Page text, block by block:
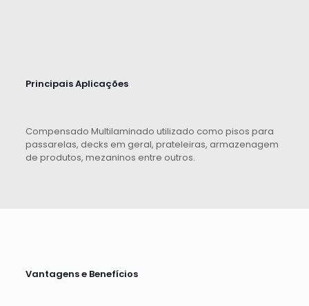
Principais Aplicações
Compensado Multilaminado utilizado como pisos para
passarelas, decks em geral, prateleiras, armazenagem
de produtos, mezaninos entre outros.
Vantagens e Benefícios